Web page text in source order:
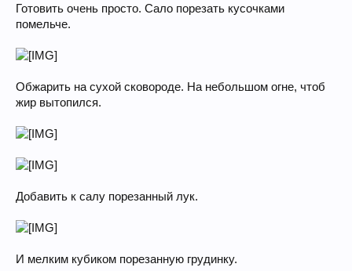
Готовить очень просто. Сало порезать кусочками
помельче.
Обжарить на сухой сковороде. На небольшом огне, чтоб
жир вытопился.
Добавить к салу порезанный лук.
И мелким кубиком порезанную грудинку.